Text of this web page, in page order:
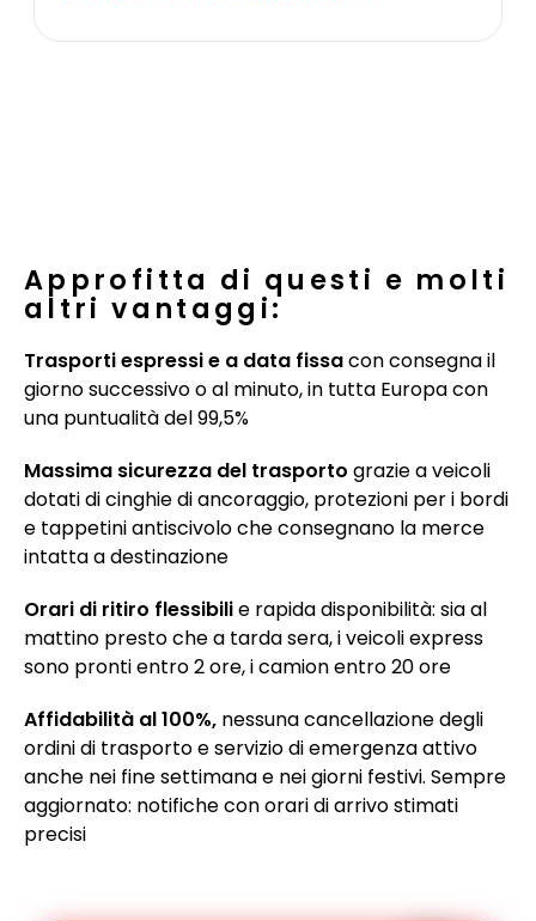
Approfitta di questi e molti
altri vantaggi:
Trasporti espressi e a data fissacon consegna il
giorno successivo o al minuto, in tutta Europa con
una puntualità del 99,5%
Massima sicurezza del trasporto grazie a veicoli
dotati di cinghie di ancoraggio, protezioni per i bordi
e tappetini antiscivolo che consegnano la merce
intatta a destinazione
Orari di ritiro flessibilie rapida disponibilità: sia al
mattino presto che a tarda sera, i veicoli express
sono pronti entro 2 ore, i camion entro 20 ore
Affidabilità al 100%, nessuna cancellazione degli
ordini di trasporto e servizio di emergenza attivo
anche nei fine settimana e nei giorni festivi. Sempre
aggiornato: notifiche con orari di arrivo stimati
precisi